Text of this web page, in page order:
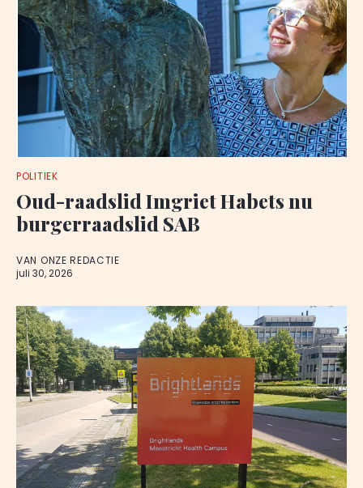
POLITIEK
Oud-raadslid Imgriet Habets nu
burgerraadslid SAB
VAN ONZE REDACTIE
juli 30, 2026